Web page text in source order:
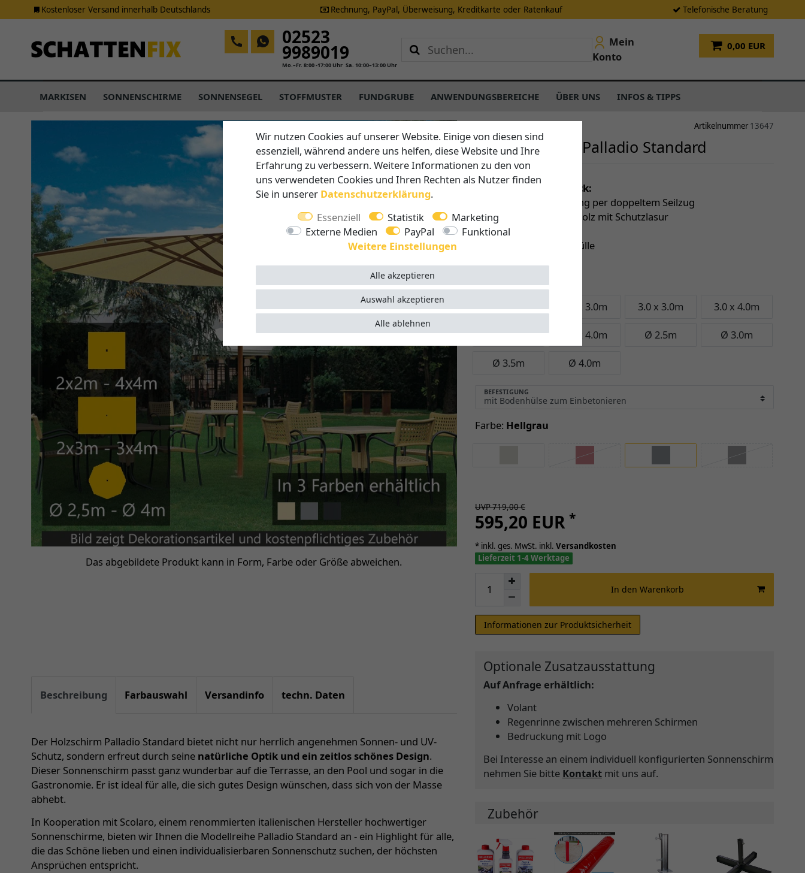
Kostenloser Versand innerhalb Deutschlands Rechnung, PayPal, Überweisung, Kreditkarte oder Ratenkauf Telefonische Beratung
0,00 EUR
02523
9989019
Mo.–Fr. 8:00 -17:00 Uhr Sa. 10:00–13:00 Uhr
Mein
Konto
MARKISEN SONNENSCHIRME SONNENSEGEL STOFFMUSTER FUNDGRUBE ANWENDUNGSBEREICHE ÜBER UNS INFOS & TIPPS
Das abgebildete Produkt kann in Form, Farbe oder Größe abweichen.
Artikelnummer 13647
Sonnenschirm Palladio Standard
Vorteile auf einen Blick:
Einfache Bedienung per doppeltem Seilzug
Gestell aus Irokoholz mit Schutzlasur
Natürliche Optik
Inklusive Schutzhülle
2.0 x 2.0m 2.0 x 3.0m 3.0 x 3.0m 3.0 x 4.0m
3.5 x 3.5m 4.0 x 4.0m Ø 2.5m Ø 3.0m
Ø 3.5m Ø 4.0m
BEFESTIGUNG
Farbe: Hellgrau
UVP 719,00 €
595,20 EUR *
* inkl. ges. MwSt. inkl. Versandkosten
Lieferzeit 1-4 Werktage
In den Warenkorb
Informationen zur Produktsicherheit
Beschreibung Farbauswahl Versandinfo techn. Daten
Der Holzschirm Palladio Standard bietet nicht nur herrlich angenehmen Sonnen- und UV-
Schutz, sondern erfreut durch seine natürliche Optik und ein zeitlos schönes Design.
Dieser Sonnenschirm passt ganz wunderbar auf die Terrasse, an den Pool und sogar in die
Gastronomie. Er ist ideal für alle, die sich gutes Design wünschen, dass sich von der Masse
abhebt.
In Kooperation mit Scolaro, einem renommierten italienischen Hersteller hochwertiger
Sonnenschirme, bieten wir Ihnen die Modellreihe Palladio Standard an - ein Highlight für alle,
die das Schöne lieben und einen individualisierbaren Sonnenschutz suchen, der höchsten
Ansprüchen entspricht.
Optionale Zusatzausstattung
Auf Anfrage erhältlich:
Volant
Regenrinne zwischen mehreren Schirmen
Bedruckung mit Logo
Bei Interesse an einem individuell konfigurierten Sonnenschirm
nehmen Sie bitte Kontaktmit uns auf.
Zubehör
Wir nutzen Cookies auf unserer Website. Einige von diesen sind
essenziell, während andere uns helfen, diese Website und Ihre
Erfahrung zu verbessern. Weitere Informationen zu den von
uns verwendeten Cookies und Ihren Rechten als Nutzer finden
Sie in unserer Daten­schutz­erklärung.
Essenziell
Statistik
Marketing
Externe Medien
PayPal
Funktional
Weitere Einstellungen
Alle akzeptieren
Alle ablehnen
Auswahl akzeptieren